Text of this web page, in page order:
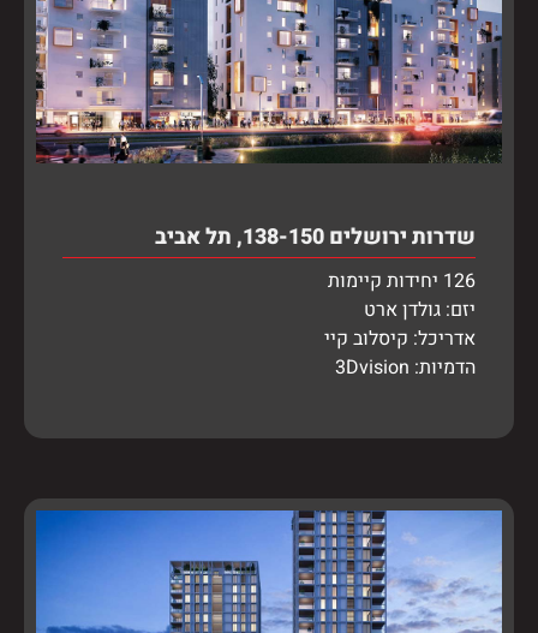
שדרות ירושלים 138-150, תל אביב
126 יחידות קיימות
יזם: גולדן ארט
אדריכל: קיסלוב קיי
הדמיות: 3Dvision